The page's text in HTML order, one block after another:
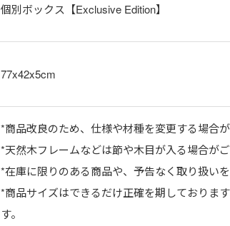
個別ボックス【Exclusive Edition】
77x42x5cm
*商品改良のため、仕様や材種を変更する場合
*天然木フレームなどは節や木目が入る場合がご
*在庫に限りのある商品や、予告なく取り扱い
*商品サイズはできるだけ正確を期しておりま
す。